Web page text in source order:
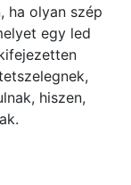
ha olyan szép
egy led
hiszen,